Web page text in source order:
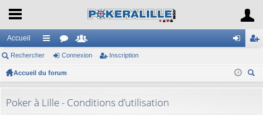
Accueil
ac
co
ci
or
u
e
es
ne cri
Rechercher Connexion Inscription
Accueil du forum
Poker à Lille - Conditions d’utilisation